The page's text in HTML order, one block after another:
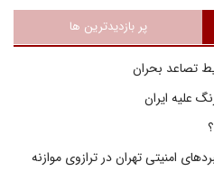
پر بازدیدترین ها
تصاعد بحران
علیه ایران
امنیتی تهران در ترازوی موازنه